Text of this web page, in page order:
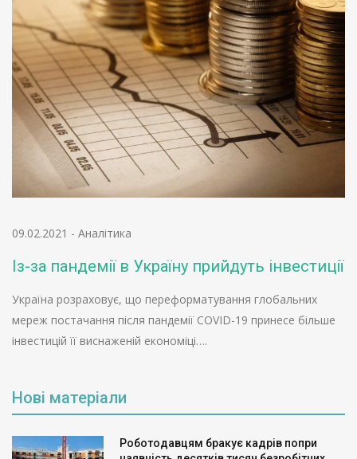
09.02.2021 - Аналітика
Із-за пандемії в Україну прийдуть інвестиції
Україна розраховує, що переформатування глобальних
мереж постачання після пандемії COVID-19 принесе більше
інвестицій її виснаженій економіці….
Нові матеріали
Роботодавцям бракує кадрів попри